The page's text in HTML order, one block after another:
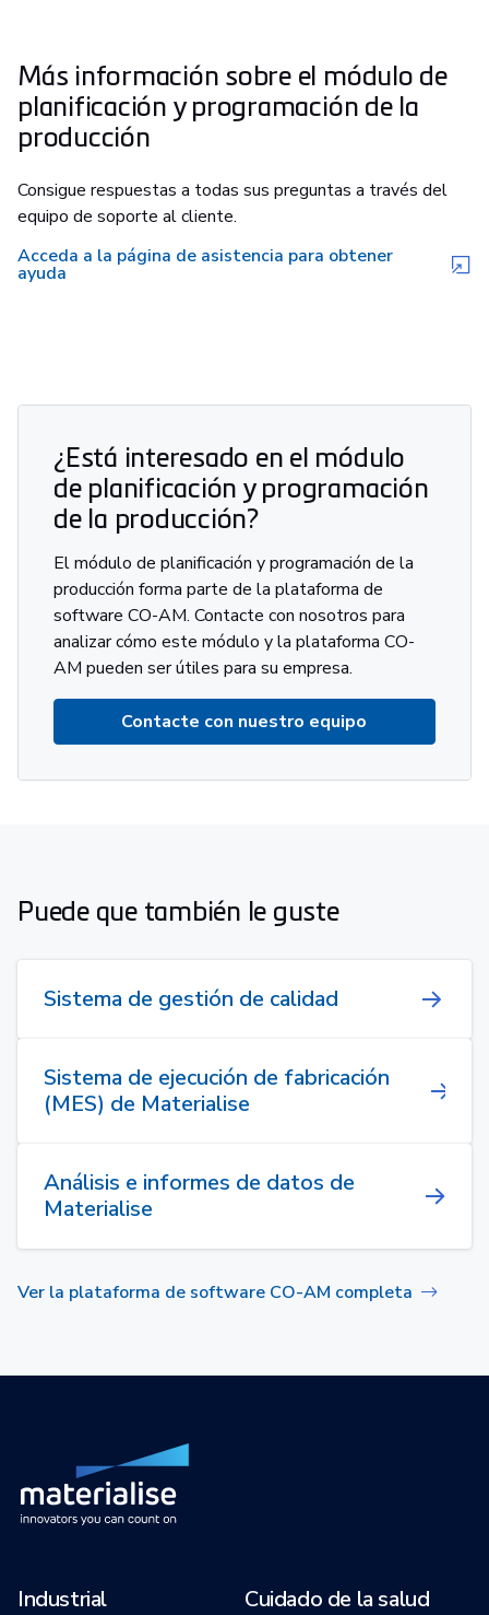
Más información sobre el módulo de
planificación y programación de la
producción
Consigue respuestas a todas sus preguntas a través del
equipo de soporte al cliente.
Acceda a la página de asistencia para obtener
ayuda
¿Está interesado en el módulo
de planificación y programación
de la producción?
El módulo de planificación y programación de la
producción forma parte de la plataforma de
software CO-AM. Contacte con nosotros para
analizar cómo este módulo y la plataforma CO-
AM pueden ser útiles para su empresa.
Contacte con nuestro equipo
Puede que también le guste
Sistema de gestión de calidad
Sistema de ejecución de fabricación
(MES) de Materialise
Análisis e informes de datos de
Materialise
Ver la plataforma de software CO-AM completa
Industrial Cuidado de la salud